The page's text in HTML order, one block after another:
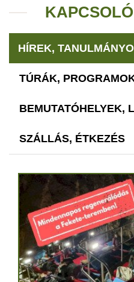
HÍREK,
TÚRÁK,
BEMUTATÓHELYEK,
SZÁLLÁS, ÉTKEZÉS